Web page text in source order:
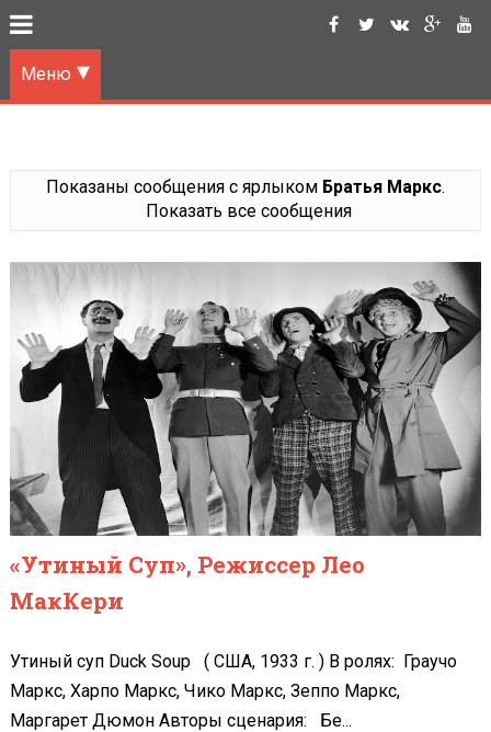
Меню
Показаны сообщения с ярлыком Братья Маркс.
Показать все сообщения
«Утиный Суп», Режиссер Лео
МакКери
Утиный суп Duck Soup ( США, 1933 г. ) В ролях: Граучо
Маркс, Харпо Маркс, Чико Маркс, Зеппо Маркс,
Маргарет Дюмон Авторы сценария: Бе...